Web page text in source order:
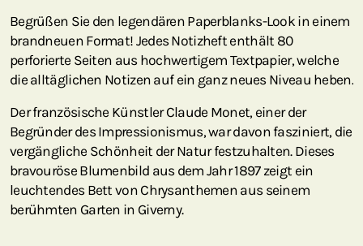
Begrüßen Sie den legendären Paperblanks-Look in einem
brandneuen Format! Jedes Notizheft enthält 80
perforierte Seiten aus hochwertigem Textpapier, welche
die alltäglichen Notizen auf ein ganz neues Niveau heben.
Der französische Künstler Claude Monet, einer der
Begründer des Impressionismus, war davon fasziniert, die
vergängliche Schönheit der Natur festzuhalten. Dieses
bravouröse Blumenbild aus dem Jahr 1897 zeigt ein
leuchtendes Bett von Chrysanthemen aus seinem
berühmten Garten in Giverny.